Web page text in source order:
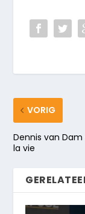
VORIG
Dennis van Dam
la vie